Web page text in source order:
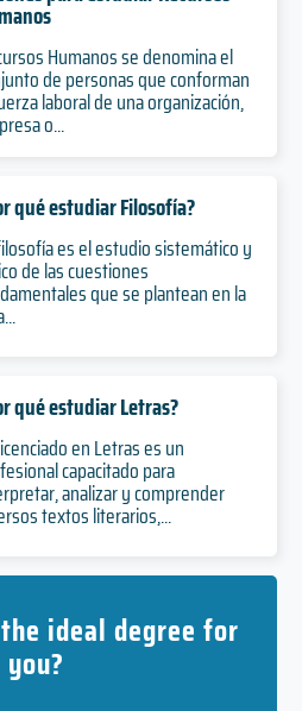
Humanos se denomina el
de personas que conforman
laboral de una organización,
o...
qué estudiar Filosofía?
es el estudio sistemático y
de las cuestiones
que se plantean en la
qué estudiar Letras?
en Letras es un
capacitado para
analizar y comprender
textos literarios,...
ideal degree for
you?